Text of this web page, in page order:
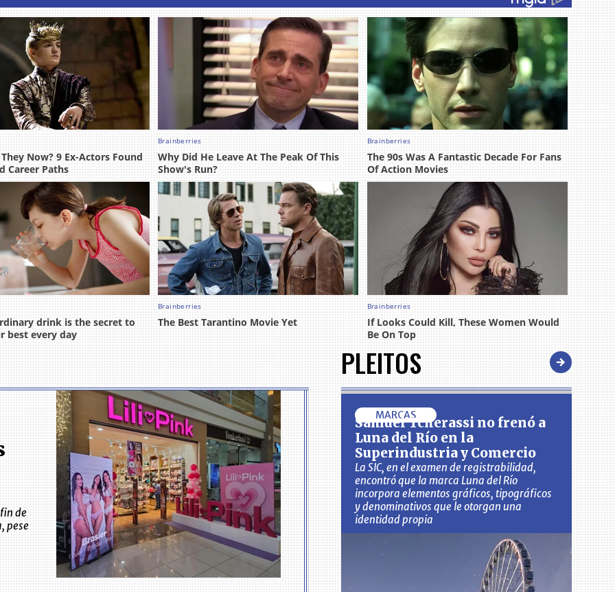
de
pese
PLEITOS
MARCAS
Samuel Tcherassi no frenó a
Luna del Río en la
Superindustria y Comercio
La SIC, en el examen de registrabilidad,
encontró que la marca Luna del Río
incorpora elementos gráficos, tipográficos
y denominativos que le otorgan una
identidad propia